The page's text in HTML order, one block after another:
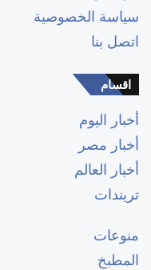
سياسة الخصوصية
اتصل بنا
اقسام
أخبار اليوم
أخبار مصر
أخبار العالم
تريندات
منوعات
المطبخ